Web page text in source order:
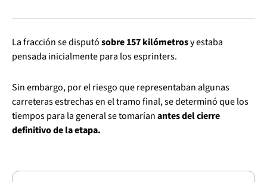
La fracción se disputósobre 157 kilómetrosy estaba
pensada inicialmente para los esprinters.
Sin embargo, por el riesgo que representaban algunas
carreteras estrechas en el tramo final, se determinó que los
tiempos para la general se tomaríanantes del cierre
definitivo de la etapa.